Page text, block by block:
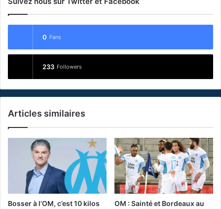
0 Fans
233 Followers
Articles similaires
Bosser à l’OM, c’est 10 kilos
OM : Sainté et Bordeaux au